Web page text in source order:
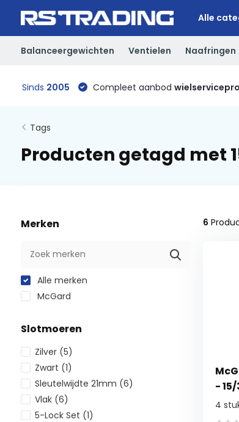
Alle
Balanceergewichten Ventielen Naafringen
Sinds 2005 Compleet aanbod
Tags
Producten getagd met
Merken
Alle merken
McGard
Slotmoeren
Zilver (5)
Zwart (1)
Sleutelwijdte 21mm (6)
Vlak (6)
5-Lock Set (1)
6
-
4